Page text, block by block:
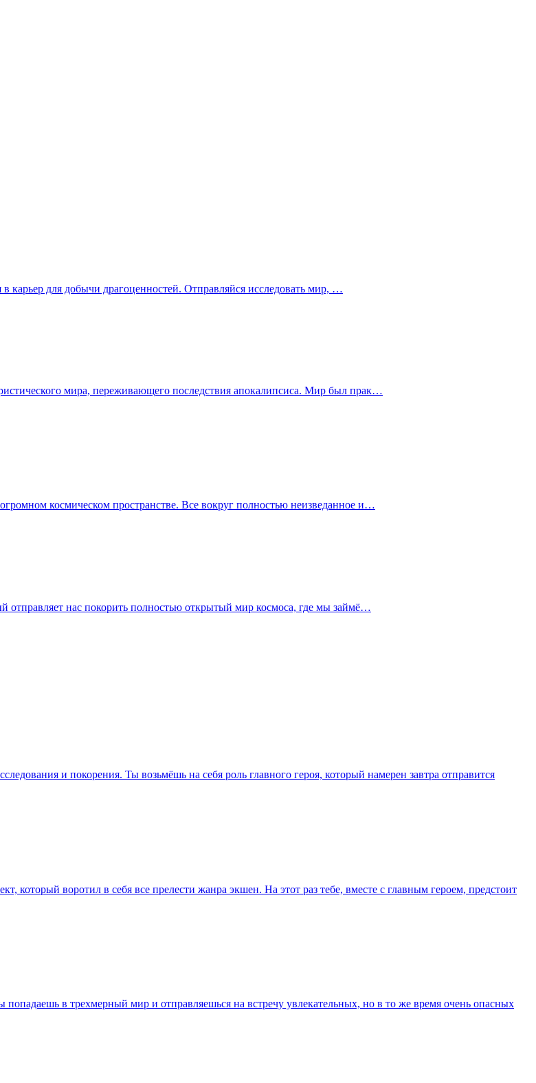
в карьер для добычи драгоценностей. Отправляйся исследовать мир, …
мира, переживающего последствия апокалипсиса. Мир был прак…
космическом пространстве. Все вокруг полностью неизведанное и…
отправляет нас покорить полностью открытый мир космоса, где мы займё…
и покорения. Ты возьмёшь на себя роль главного героя, который намерен завтра отправится
который воротил в себя все прелести жанра экшен. На этот раз тебе, вместе с главным героем, предстоит
в трехмерный мир и отправляешься на встречу увлекательных, но в то же время очень опасных